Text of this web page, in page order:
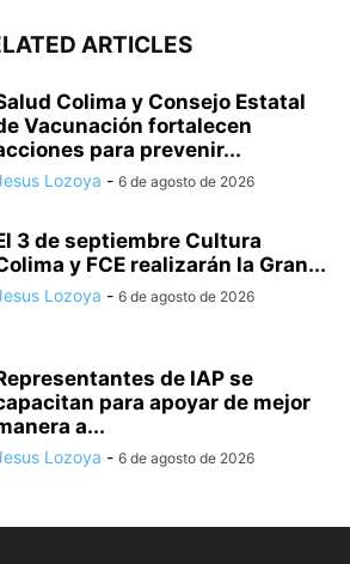
ARTICLES
Colima y Consejo Estatal
Vacunación fortalecen
para prevenir...
Lozoya - 6 de agosto de 2026
3 de septiembre Cultura
y FCE realizarán la Gran...
Lozoya - 6 de agosto de 2026
de IAP se
para apoyar de mejor
a...
Lozoya - 6 de agosto de 2026